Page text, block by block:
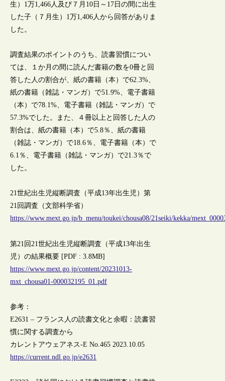
生）1万1,466人及び７月10日～17日の間に出生
した子（７月生）1万1,406人から回答がありま
した。
調査結果のポイントのうち、読書習慣につい
ては、１か月の間に読んだ書籍の数を0冊と回
答した人の割合が、紙の書籍（本）で62.3%、
紙の書籍（雑誌・マンガ）で51.9%、電子書籍
（本）で78.1%、電子書籍（雑誌・マンガ）で
57.3%でした。また、４冊以上と回答した人の
割合は、紙の書籍（本）で5.8％、紙の書籍
（雑誌・マンガ）で18.6％、電子書籍（本）で
6.1％、電子書籍（雑誌・マンガ）で21.3％で
した。
21世紀出生児縦断調査（平成13年出生児）第
21回調査（文部科学省）
https://www.mext.go.jp/b_menu/toukei/chousa08/21seiki/kekka/
第21回21世紀出生児縦断調査（平成13年出生
児）の結果概要 [PDF : 3.8MB]
https://www.mext.go.jp/content/20231013-
mxt_chousa01-000032195_01.pdf
参考：
E2631 – フランス人の読書文化と余暇：読書習
慣に関する調査から
カレントアウェアネス-E No.465 2023.10.05
https://current.ndl.go.jp/e2631